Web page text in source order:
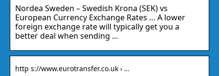
Nordea Sweden – Swedish Krona (SEK) vs
European Currency Exchange Rates … A lower
foreign exchange rate will typically get you a
better deal when sending …
http s://www.eurotransfer.co.uk › …